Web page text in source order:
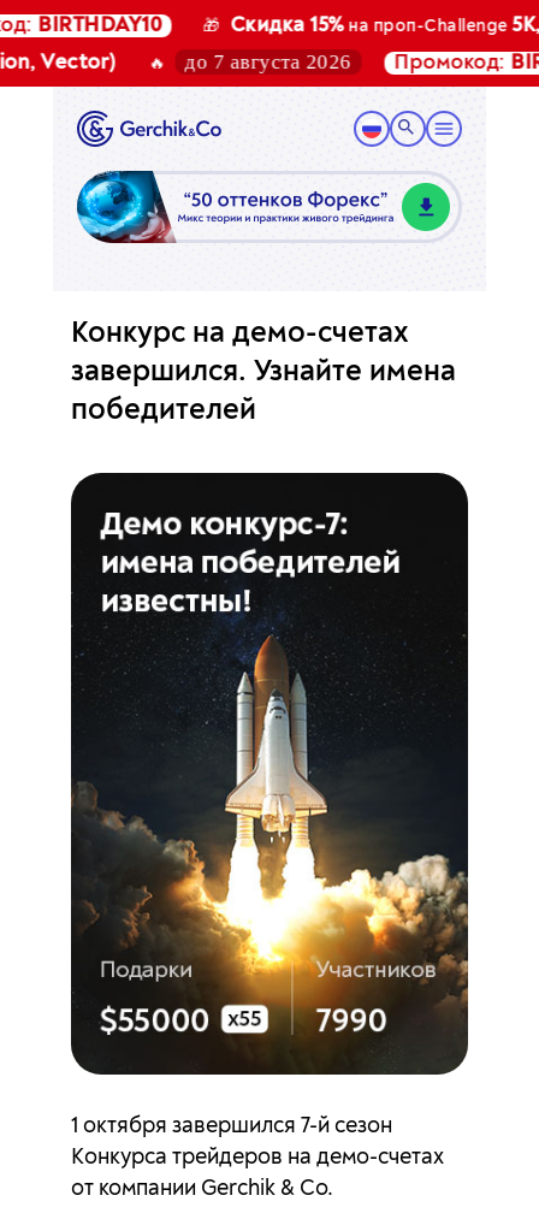
BIRTHDAY10 🎁 Скидка 15%на проп-Challenge5K,
Vector)
🔥 до 7 августа 2026 Промокод:
Конкурс на демо-счетах
завершился. Узнайте имена
победителей
1 октября завершился 7-й сезон
Конкурса трейдеров на демо-счетах
от компании Gerchik & Co.